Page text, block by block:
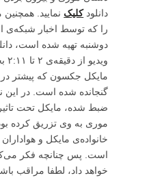
دانلودکلیک نمایید.
را که توسط اخبار شبکه‌‌ی
دوشنبه تهیه شده است،
مایکل جکسون که پیشتر
گنجانده شده است. در
ضبط شده، مایکل تحت
موری به وی تزریق کرده
خانواده‌ی مایکل و
است. پس چنانچه فکر
خواهد داد، لطفا مراقب